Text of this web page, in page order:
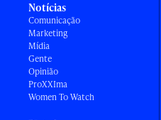
Notícias
Comunicação
Marketing
Mídia
Gente
Opinião
ProXXIma
Women To Watch